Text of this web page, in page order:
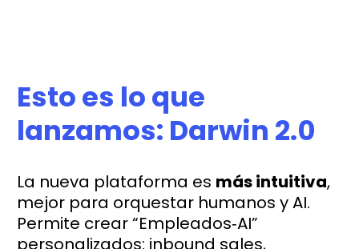
Esto es lo que
lanzamos: Darwin 2.0
La nueva plataforma es más intuitiva,
mejor para orquestar humanos y AI.
Permite crear “Empleados‑AI”
personalizados: inbound sales,